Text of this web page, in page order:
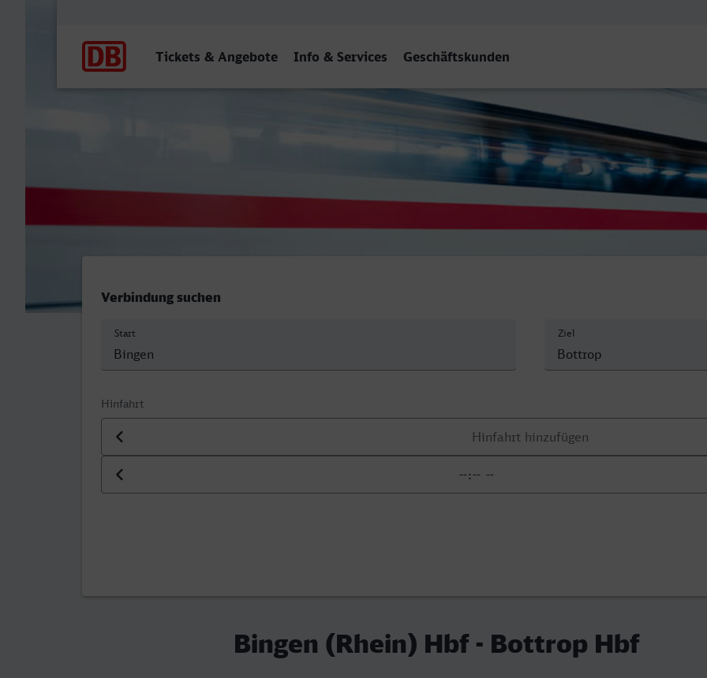
Tickets & Angebote Info & Services Geschäftskunden
Bingen (Rhein) Hbf - Bottrop Hbf
Verbindung suchen
Start Ziel
Hinfahrt
Datum der Hinfahrt
Uhrzeit der Hinfahrt
Bingen (Rhein) Hbf - Bottrop Hbf